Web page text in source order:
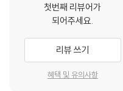
첫번째 리뷰어가
되어주세요.
리뷰 쓰기
혜택 및 유의사항